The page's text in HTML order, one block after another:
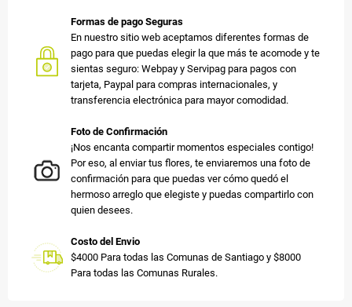
Formas de pago Seguras
En nuestro sitio web aceptamos diferentes formas de
pago para que puedas elegir la que más te acomode y te
sientas seguro: Webpay y Servipag para pagos con
tarjeta, Paypal para compras internacionales, y
transferencia electrónica para mayor comodidad.
Foto de Confirmación
¡Nos encanta compartir momentos especiales contigo!
Por eso, al enviar tus flores, te enviaremos una foto de
confirmación para que puedas ver cómo quedó el
hermoso arreglo que elegiste y puedas compartirlo con
quien desees.
Costo del Envio
$4000 Para todas las Comunas de Santiago y $8000
Para todas las Comunas Rurales.